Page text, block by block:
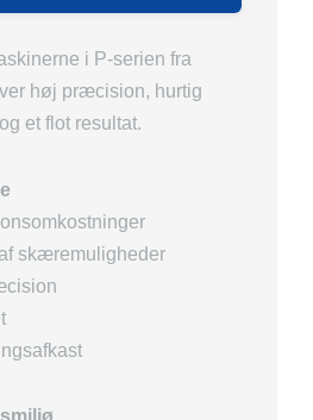
i P-serien fra
høj præcision, hurtig
et flot resultat.
skæremuligheder